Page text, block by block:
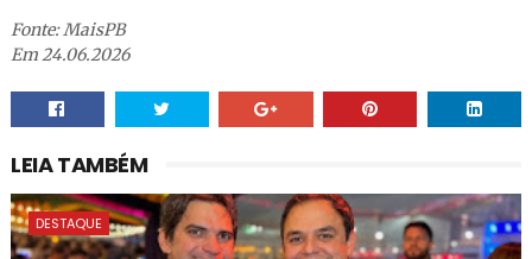
Fonte: MaisPB
Em 24.06.2026
LEIA TAMBÉM
DESTAQUE